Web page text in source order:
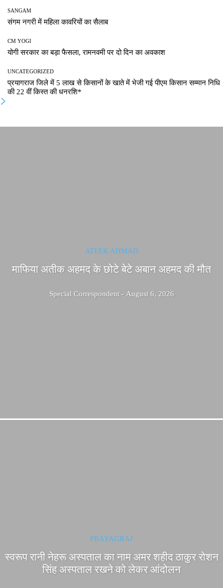
SANGAM
संगम नगरी में महिला कावरियों का सैलाब
CM YOGI
योगी सरकार का बड़ा फैसला, रामनवमी पर दो दिन का अवकाश
UNCATEGORIZED
प्रयागराज जिले में 5 लाख से किसानों के खाते में भेजी गई पीएम किसान सम्मान निधि
की 22 वीं किस्त की धनरशि*
ATEEK AHMAD
माफिया अतीक अहमद के छोटे बेटे अबान अहमद की मौत
Special Correspondent - August 6, 2026
PRAYAGRAJ
स्वरूप रानी नेहरू अस्पताल का नाम अमर शहीद ठाकुर रोशन
सिंह अस्पताल रखने को लेकर आंदोलन